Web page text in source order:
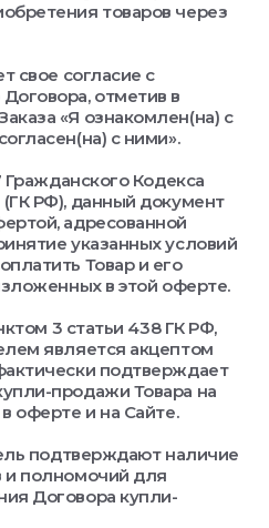
товаров через
свое согласие с
отметив в
«Я ознакомлен(на) с
с ними».
Гражданского Кодекса
РФ), данный документ
адресованной
указанных условий
Товар и его
в этой оферте.
3 статьи 438 ГК РФ,
является акцептом
подтверждает
продажи Товара на
оферте и на Сайте.
подтверждают наличие
и полномочий для
Договора купли-